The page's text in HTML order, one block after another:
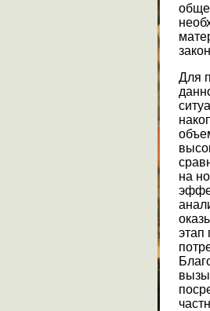
Для
на
этап